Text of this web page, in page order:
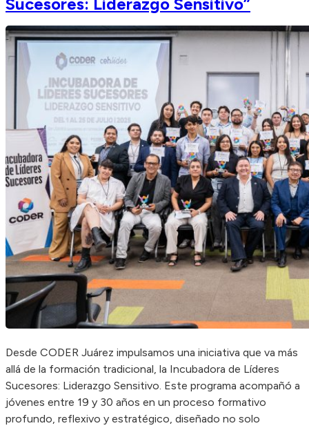
Desde CODER Juárez impulsamos una iniciativa que va más
allá de la formación tradicional, la Incubadora de Líderes
Sucesores: Liderazgo Sensitivo. Este programa acompañó a
jóvenes entre 19 y 30 años en un proceso formativo
profundo, reflexivo y estratégico, diseñado no solo